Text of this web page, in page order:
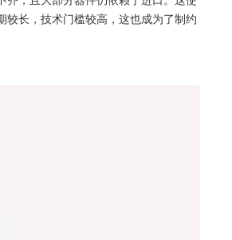
长，技术门槛较高，这也成为了制约